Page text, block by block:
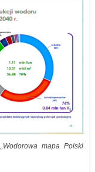
mapa Polski